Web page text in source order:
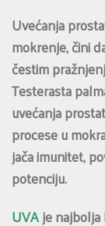
Uvećanja
mokrenje, čini
čestim
Testerasta
uvećanja
procese u
jača imunitet,
potenciju.
UVAje najbolja